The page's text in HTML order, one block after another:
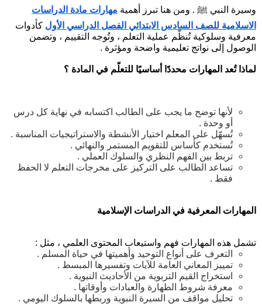
وسيرة النبي ﷺ . ومن هنا تبرز أهمية مهارات مادة الدراسات
الاسلامية للصف السادس الابتدائي الفصل الدراسي الأول كأدوات
معرفية وسلوكية تُنظّم عملية التعلم ، وتُوجه التقييم ، وتضمن
الوصول إلى نواتج تعليمية واضحة ومؤثرة .
لماذا تُعد المهارات محددًا أساسيًا للتعلّم في المادة ؟
لأنها توضح ما يجب على الطالب اكتسابه في نهاية كل درس
أو وحدة .
تُسهّل على المعلم اختيار الأنشطة والاستراتيجيات المناسبة .
تُستخدم كأساس للتقويم المستمر والنهائي .
تربط بين الفهم النظري والسلوك العملي .
تساعد الطالب على التركيز على مخرجات التعلم لا الحفظ
فقط .
المهارات المعرفية في الدراسات الإسلامية
تشمل هذه المهارات فهم واستيعاب المحتوى العلمي ، مثل :
التعرف على أنواع التوحيد وأهميتها في حياة المسلم .
تمييز المعاني العامة للآيات وتفسيرها المبسط .
استخراج القيم التربوية من الأحاديث النبوية .
معرفة شروط الطهارة والعبادات وأوقاتها .
تحليل مواقف من السيرة النبوية وربطها بالسلوك اليومي .